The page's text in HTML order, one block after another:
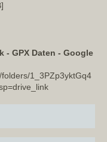
- GPX Daten - Google
1_3PZp3yktGq4